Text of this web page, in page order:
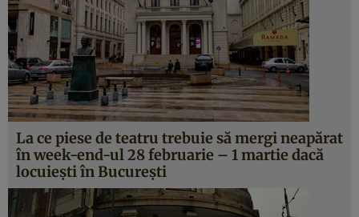
La ce piese de teatru trebuie să mergi neapărat
în week-end-ul 28 februarie – 1 martie dacă
locuieşti în Bucureşti